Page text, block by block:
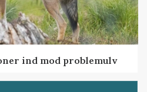
ind mod problemulv